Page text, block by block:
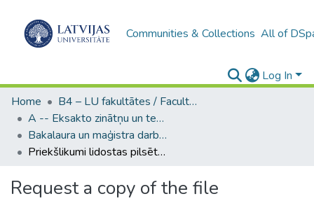
Communities & Collections All of
Log In
Home
B4 – LU fakultātes / Faculties of the UL
A -- Eksakto zinātņu un tehnoloģiju fakultāte / Faculty of Science and Technology
Bakalaura un maģistra darbi (EZTF) / Bachelor's and Master's theses
Priekšlikumi lidostas pilsētas plānošanai starptautiskās lidostas "Rīga" un Skultes ciema telpā
Request a copy of the file